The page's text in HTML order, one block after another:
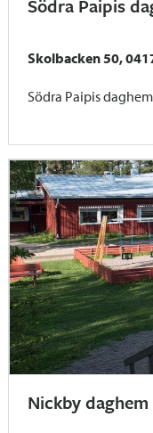
Södra Paipis
Skolbacken 50,
Södra Paipis
Nickby daghem